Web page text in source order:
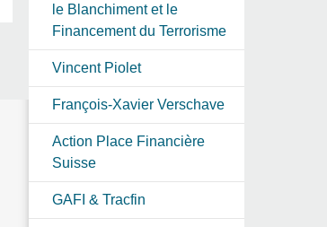
le Blanchiment et le
Financement du Terrorisme
Vincent Piolet
François-Xavier Verschave
Action Place Financière
Suisse
GAFI & Tracfin